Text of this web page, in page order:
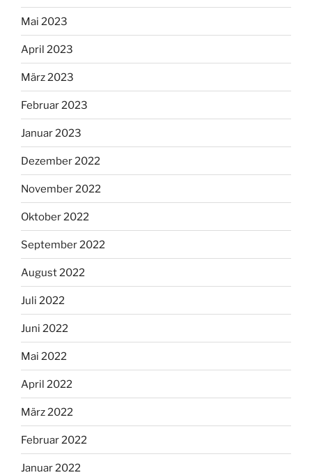
Mai 2023
April 2023
März 2023
Februar 2023
Januar 2023
Dezember 2022
November 2022
Oktober 2022
September 2022
August 2022
Juli 2022
Juni 2022
Mai 2022
April 2022
März 2022
Februar 2022
Januar 2022